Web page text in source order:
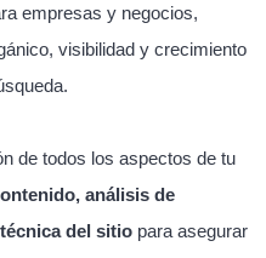
empresas y negocios,
visibilidad y crecimiento
de todos los aspectos de tu
análisis de
del sitio para asegurar